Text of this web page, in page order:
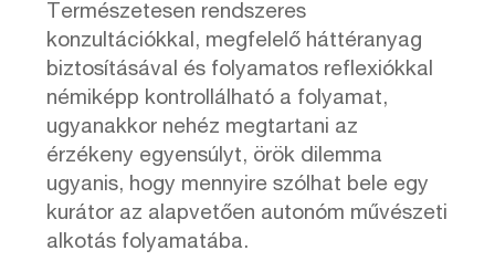
Természetesen rendszeres
konzultációkkal, megfelelő háttéranyag
biztosításával és folyamatos reflexiókkal
némiképp kontrollálható a folyamat,
ugyanakkor nehéz megtartani az
érzékeny egyensúlyt, örök dilemma
ugyanis, hogy mennyire szólhat bele egy
kurátor az alapvetően autonóm művészeti
alkotás folyamatába.